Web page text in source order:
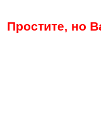
Простите, но